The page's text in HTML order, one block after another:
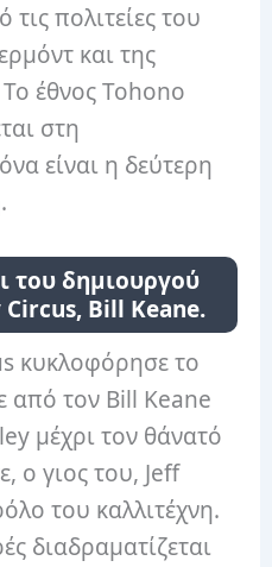
πολιτείες του
και της
έθνος Tohono
στη
είναι η δεύτερη
του δημιουργού
Bill Keane.
κυκλοφόρησε το
από τον Bill Keane
μέχρι τον θάνατό
ο γιος του, Jeff
του καλλιτέχνη.
διαδραματίζεται